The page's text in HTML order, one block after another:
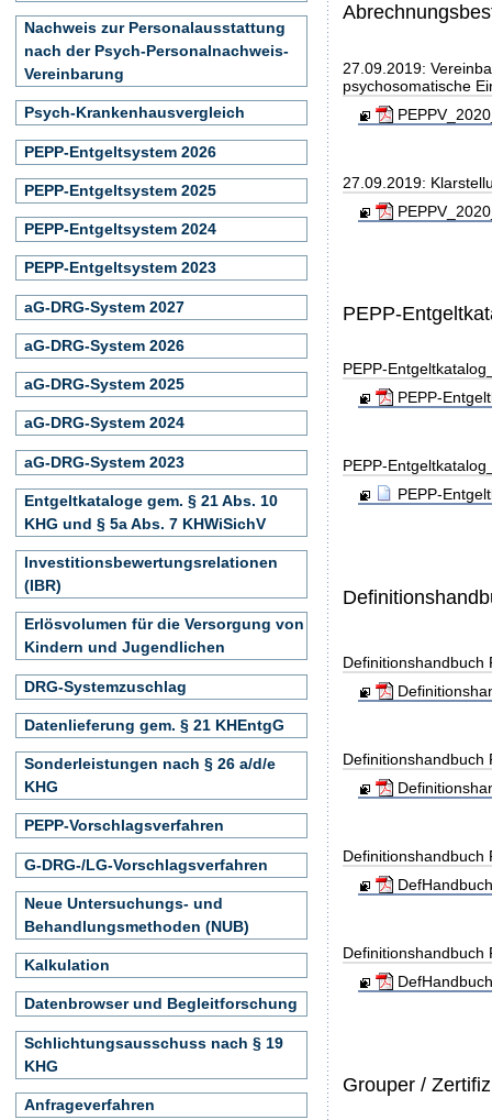
27.09.2019:
psychosomatische
27.09.2019:
PEPP-
PEPP-
PEPP-
PEPP-
PEPP-
Definitionshandbuch
Definitionshandbuch
Definitionshandbuch
Definitionshandbuch
Grouper /
Nachweis zur Personalausstattung
nach der Psych-Personalnachweis-
Vereinbarung
Psych-Krankenhausvergleich
PEPP-Entgeltsystem 2026
PEPP-Entgeltsystem 2025
PEPP-Entgeltsystem 2024
PEPP-Entgeltsystem 2023
aG-DRG-System 2027
aG-DRG-System 2026
aG-DRG-System 2025
aG-DRG-System 2024
aG-DRG-System 2023
Entgeltkataloge gem. § 21 Abs. 10
KHG und § 5a Abs. 7 KHWiSichV
Investitionsbewertungsrelationen
(IBR)
Erlösvolumen für die Versorgung von
Kindern und Jugendlichen
DRG-Systemzuschlag
Datenlieferung gem. § 21 KHEntgG
Sonderleistungen nach § 26 a/d/e
KHG
PEPP-Vorschlagsverfahren
G-DRG-/LG-Vorschlagsverfahren
Neue Untersuchungs- und
Behandlungsmethoden (NUB)
Kalkulation
Datenbrowser und Begleitforschung
Schlichtungsausschuss nach § 19
KHG
Anfrageverfahren